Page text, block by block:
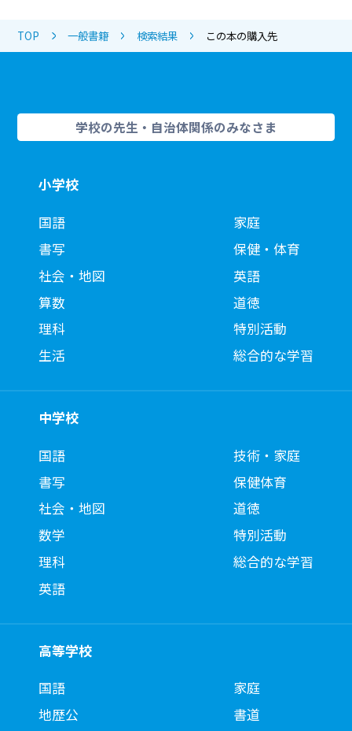
TOP 一般書籍 検索結果 この本の購入先
学校の先生・自治体関係のみなさま
小学校
国語
書写
社会・地図
算数
理科
生活
家庭
保健・体育
英語
道徳
特別活動
総合的な学習
中学校
国語
書写
社会・地図
数学
理科
英語
技術・家庭
保健体育
道徳
特別活動
総合的な学習
高等学校
国語
地歴公
家庭
書道